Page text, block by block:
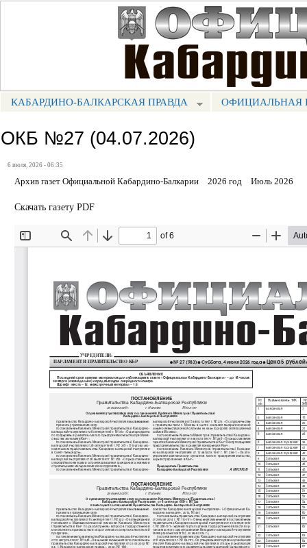
МЕНЮ КБП
КАБАРДИНО-БАЛКАРСКАЯ ПРАВДА ОФИЦИАЛЬНАЯ
ОКБ №27 (04.07.2026)
6 июля, 2026 - 06:35
Архив газет Официальной Кабардино-Балкарии 2026 год Июль 2026
Скачать газету PDF